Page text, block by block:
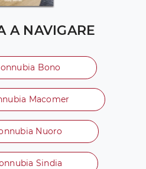
A NAVIGARE
Bono
Macomer
Nuoro
Sindia